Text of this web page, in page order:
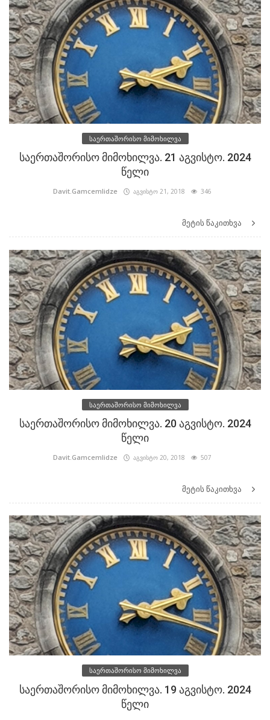
საერთაშორისო მიმოხილვა
საერთაშორისო მიმოხილვა. 21 აგვისტო. 2024
წელი
Davit.Gamcemlidze აგვისტო 21, 2018 346
მეტის წაკითხვა
საერთაშორისო მიმოხილვა
საერთაშორისო მიმოხილვა. 20 აგვისტო. 2024
წელი
Davit.Gamcemlidze აგვისტო 20, 2018 507
მეტის წაკითხვა
საერთაშორისო მიმოხილვა
საერთაშორისო მიმოხილვა. 19 აგვისტო. 2024
წელი